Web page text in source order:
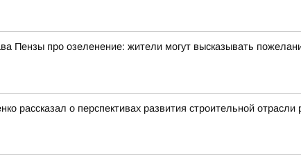
Пензы про озеленение: жители могут высказывать
рассказал о перспективах развития строительной отрасли